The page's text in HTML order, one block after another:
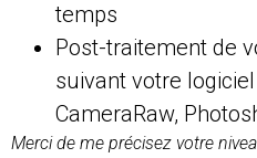
temps
Post-traitement de
suivant votre
CameraRaw,
Merci de me précisez votre